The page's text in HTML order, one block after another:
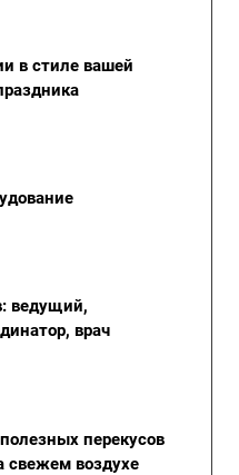
в стиле вашей
ведущий,
врач
перекусов
свежем воздухе